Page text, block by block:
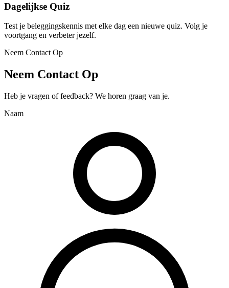
Dagelijkse Quiz
Test je beleggingskennis met elke dag een nieuwe quiz. Volg je
voortgang en verbeter jezelf.
Neem Contact Op
Neem Contact Op
Heb je vragen of feedback? We horen graag van je.
Naam